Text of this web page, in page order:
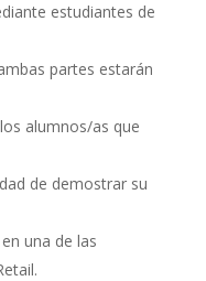
estudiantes de
partes estarán
alumnos/as que
de demostrar su
una de las